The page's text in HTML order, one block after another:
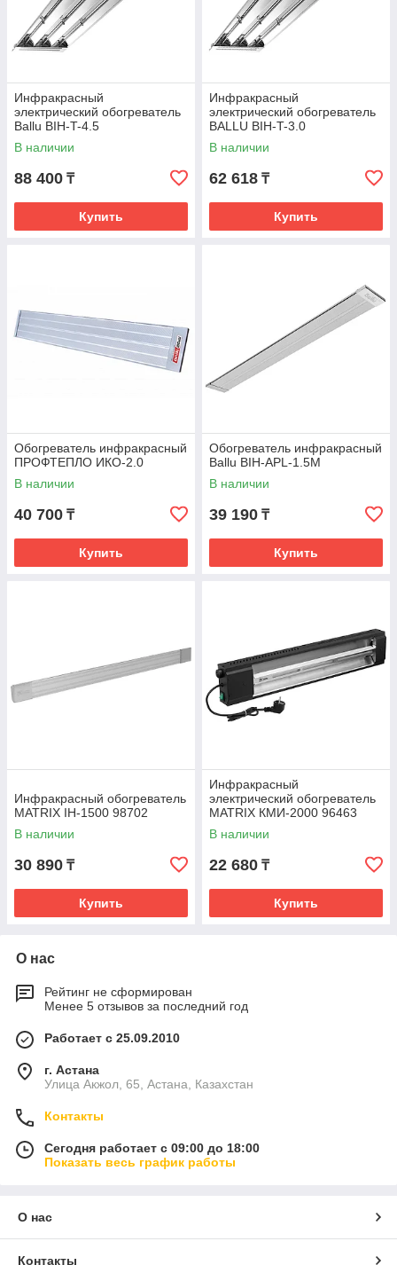
Инфракрасный
электрический обогреватель
Ballu BIH-T-4.5
В наличии
88 400 ₸
Купить
Инфракрасный
электрический обогреватель
BALLU BIH-T-3.0
В наличии
62 618 ₸
Купить
Обогреватель инфракрасный
ПРОФТЕПЛО ИКО-2.0
В наличии
40 700 ₸
Купить
Обогреватель инфракрасный
Ballu BIH-APL-1.5M
В наличии
39 190 ₸
Купить
Инфракрасный обогреватель
MATRIX IH-1500 98702
В наличии
30 890 ₸
Купить
Инфракрасный
электрический обогреватель
MATRIX КМИ-2000 96463
В наличии
22 680 ₸
Купить
О нас
Рейтинг не сформирован
Менее 5 отзывов за последний год
Работает с 25.09.2010
г. Астана
Улица Акжол, 65, Астана, Казахстан
Контакты
Сегодня работает с 09:00 до 18:00
Показать весь график работы
О нас
Контакты